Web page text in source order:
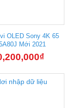
OLED Sony 4K 65
Mới 2021
₫